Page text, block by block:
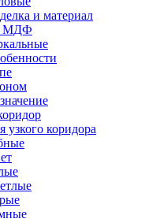
и материал
МДФ
узкого коридора